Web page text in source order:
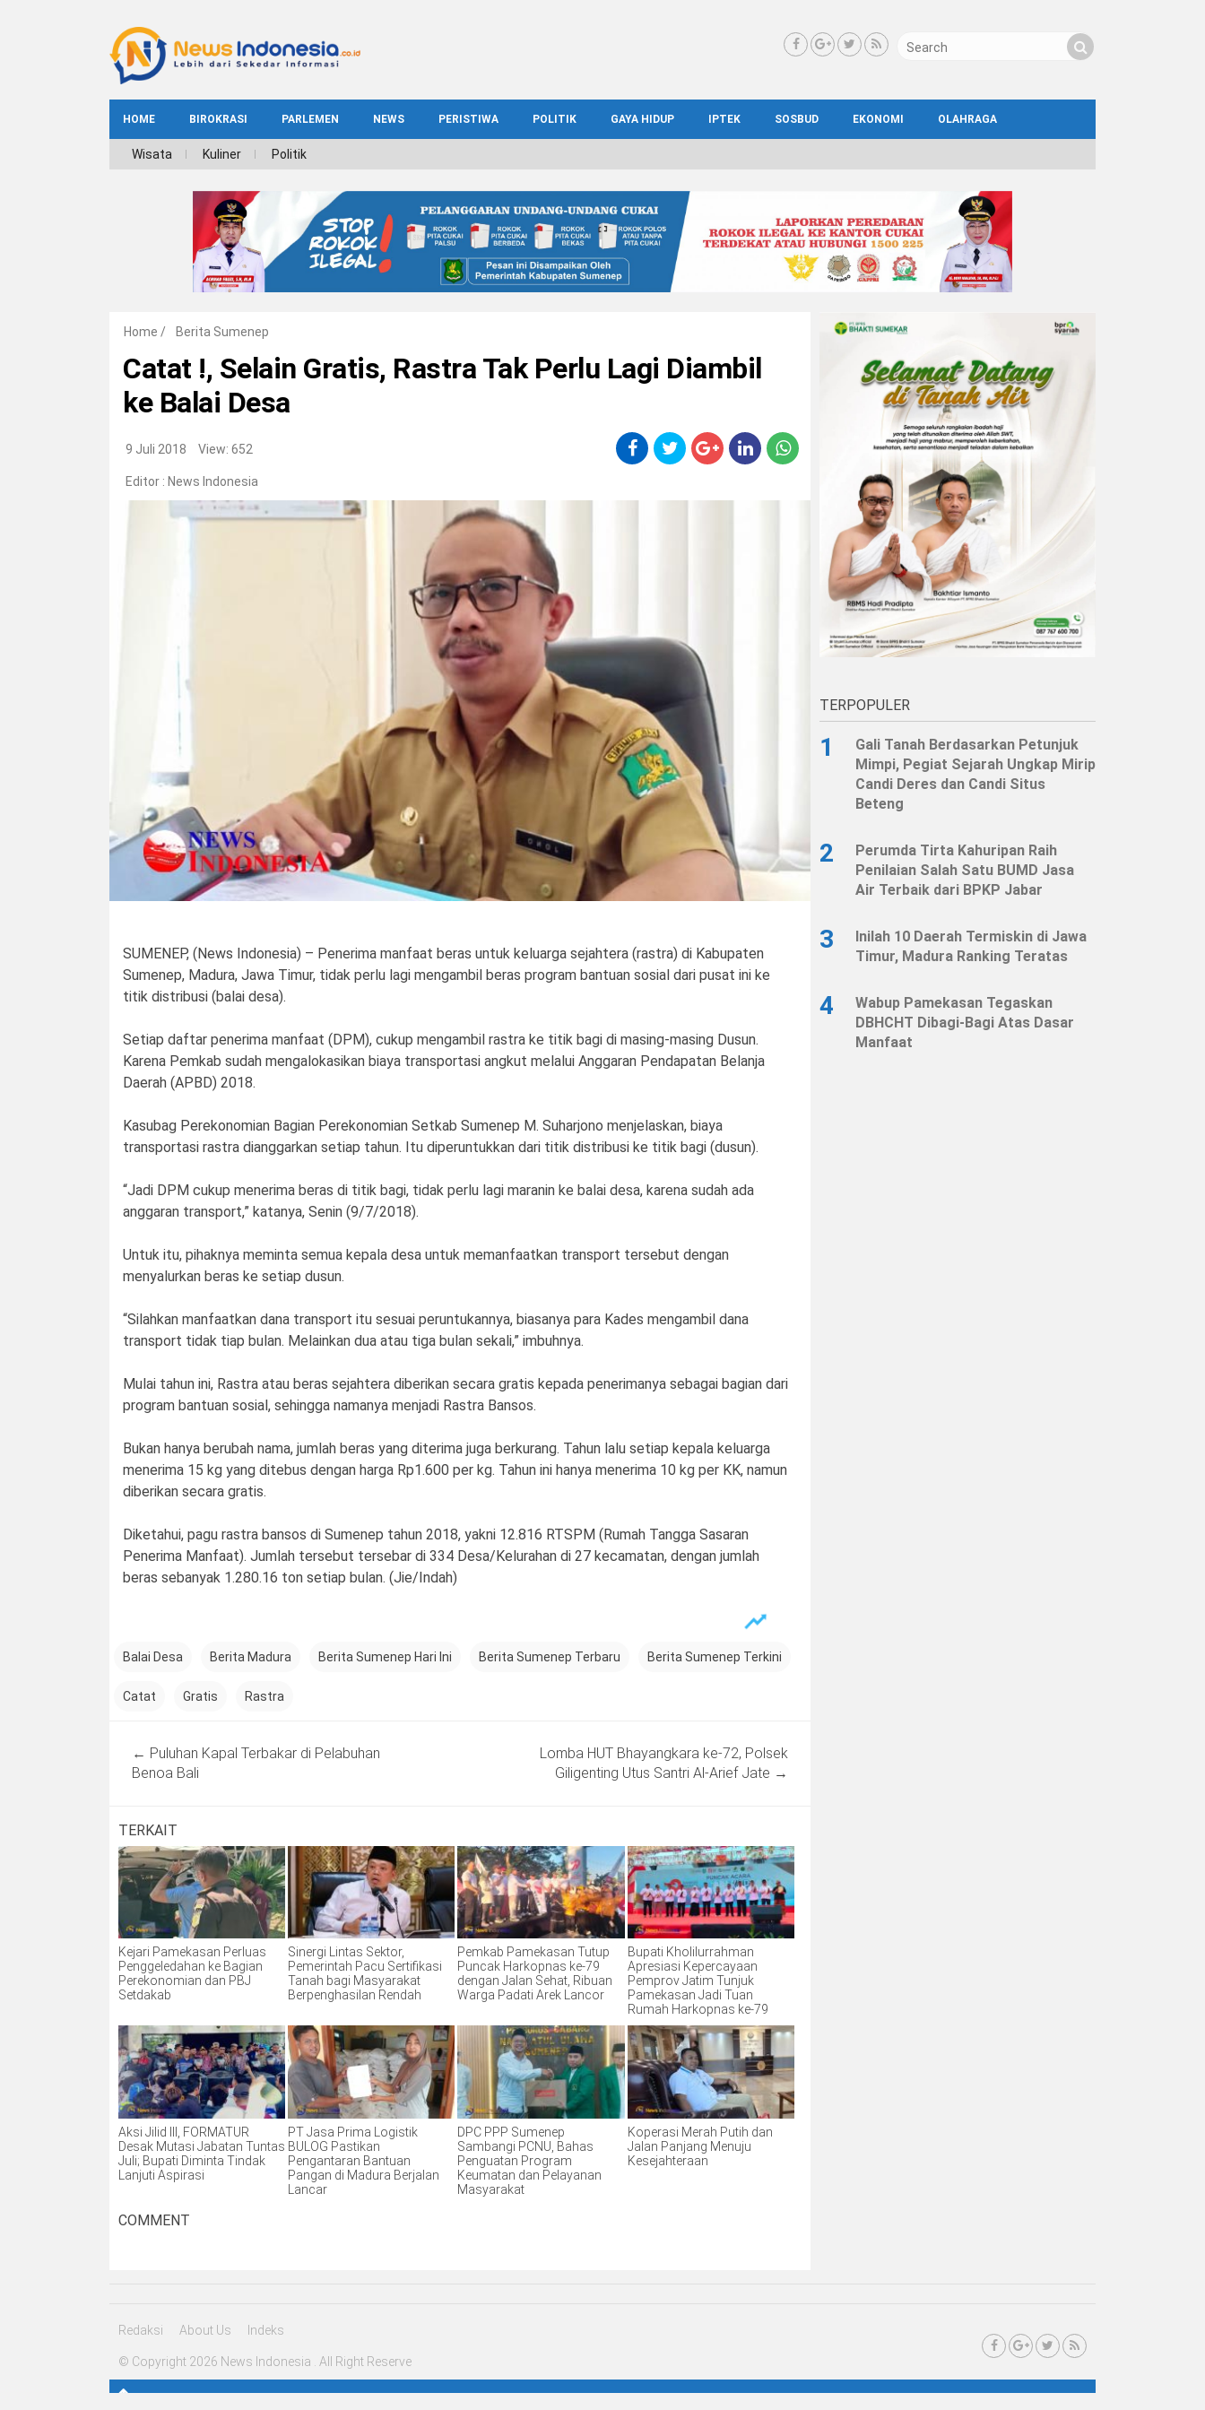
HOME BIROKRASI PARLEMEN NEWS PERISTIWA POLITIK GAYA HIDUP IPTEK SOSBUD EKONOMI OLAHRAGA
INDEKS BIROKRASI
Wisata Kuliner Politik
Home / Berita Sumenep
Catat !, Selain Gratis, Rastra Tak Perlu Lagi Diambil
ke Balai Desa
9 Juli 2018 View: 652
Editor : News Indonesia
SUMENEP, (News Indonesia) – Penerima manfaat beras untuk keluarga sejahtera (rastra) di Kabupaten
Sumenep, Madura, Jawa Timur, tidak perlu lagi mengambil beras program bantuan sosial dari pusat ini ke
titik distribusi (balai desa).
Setiap daftar penerima manfaat (DPM), cukup mengambil rastra ke titik bagi di masing-masing Dusun.
Karena Pemkab sudah mengalokasikan biaya transportasi angkut melalui Anggaran Pendapatan Belanja
Daerah (APBD) 2018.
Kasubag Perekonomian Bagian Perekonomian Setkab Sumenep M. Suharjono menjelaskan, biaya
transportasi rastra dianggarkan setiap tahun. Itu diperuntukkan dari titik distribusi ke titik bagi (dusun).
“Jadi DPM cukup menerima beras di titik bagi, tidak perlu lagi maranin ke balai desa, karena sudah ada
anggaran transport,” katanya, Senin (9/7/2018).
Untuk itu, pihaknya meminta semua kepala desa untuk memanfaatkan transport tersebut dengan
menyalurkan beras ke setiap dusun.
“Silahkan manfaatkan dana transport itu sesuai peruntukannya, biasanya para Kades mengambil dana
transport tidak tiap bulan. Melainkan dua atau tiga bulan sekali,” imbuhnya.
Mulai tahun ini, Rastra atau beras sejahtera diberikan secara gratis kepada penerimanya sebagai bagian dari
program bantuan sosial, sehingga namanya menjadi Rastra Bansos.
Bukan hanya berubah nama, jumlah beras yang diterima juga berkurang. Tahun lalu setiap kepala keluarga
menerima 15 kg yang ditebus dengan harga Rp1.600 per kg. Tahun ini hanya menerima 10 kg per KK, namun
diberikan secara gratis.
Diketahui, pagu rastra bansos di Sumenep tahun 2018, yakni 12.816 RTSPM (Rumah Tangga Sasaran
Penerima Manfaat). Jumlah tersebut tersebar di 334 Desa/Kelurahan di 27 kecamatan, dengan jumlah
beras sebanyak 1.280.16 ton setiap bulan. (Jie/Indah)
Balai Desa Berita Madura Berita Sumenep Hari Ini Berita Sumenep Terbaru Berita Sumenep Terkini
Catat Gratis Rastra
navigation
← Puluhan Kapal Terbakar di Pelabuhan
Benoa Bali
Lomba HUT Bhayangkara ke-72, Polsek
Giligenting Utus Santri Al-Arief Jate →
TERKAIT
Kejari Pamekasan Perluas
Penggeledahan ke Bagian
Perekonomian dan PBJ
Setdakab
Sinergi Lintas Sektor,
Pemerintah Pacu Sertifikasi
Tanah bagi Masyarakat
Berpenghasilan Rendah
Pemkab Pamekasan Tutup
Puncak Harkopnas ke-79
dengan Jalan Sehat, Ribuan
Warga Padati Arek Lancor
Bupati Kholilurrahman
Apresiasi Kepercayaan
Pemprov Jatim Tunjuk
Pamekasan Jadi Tuan
Rumah Harkopnas ke-79
Aksi Jilid III, FORMATUR
Desak Mutasi Jabatan Tuntas
Juli; Bupati Diminta Tindak
Lanjuti Aspirasi
PT Jasa Prima Logistik
BULOG Pastikan
Pengantaran Bantuan
Pangan di Madura Berjalan
Lancar
DPC PPP Sumenep
Sambangi PCNU, Bahas
Penguatan Program
Keumatan dan Pelayanan
Masyarakat
Koperasi Merah Putih dan
Jalan Panjang Menuju
Kesejahteraan
COMMENT
TERPOPULER
1
Gali Tanah Berdasarkan Petunjuk
Mimpi, Pegiat Sejarah Ungkap Mirip
Candi Deres dan Candi Situs
Beteng
2
Perumda Tirta Kahuripan Raih
Penilaian Salah Satu BUMD Jasa
Air Terbaik dari BPKP Jabar
3
Inilah 10 Daerah Termiskin di Jawa
Timur, Madura Ranking Teratas
4
Wabup Pamekasan Tegaskan
DBHCHT Dibagi-Bagi Atas Dasar
Manfaat
Redaksi About Us Indeks
© Copyright 2026 News Indonesia . All Right Reserve